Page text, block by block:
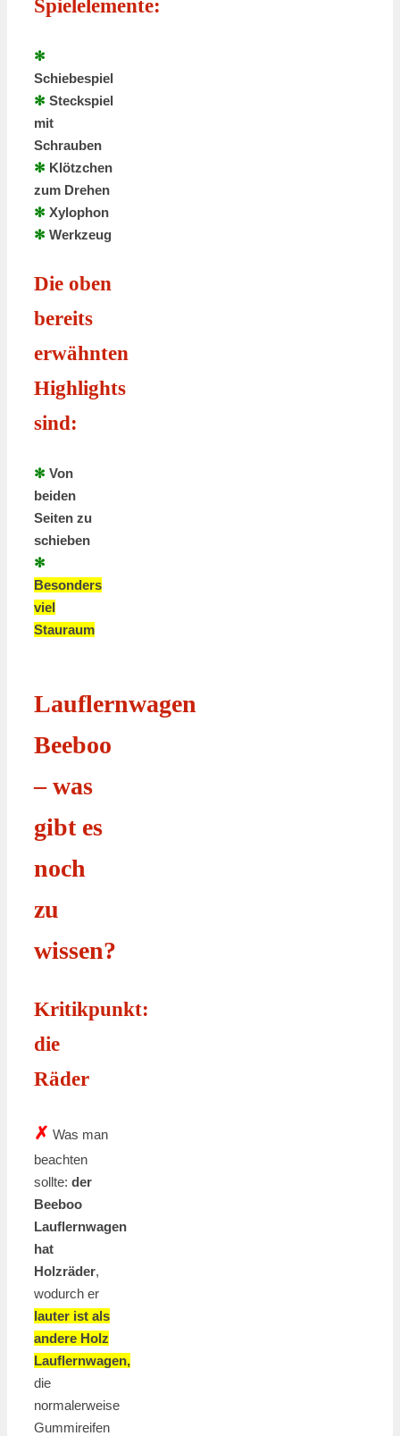
Spielelemente:
✻
Schiebespiel
✻ Steckspiel
mit
Schrauben
✻ Klötzchen
zum Drehen
✻ Xylophon
✻ Werkzeug
Die oben
bereits
erwähnten
Highlights
sind:
✻ Von
beiden
Seiten zu
schieben
✻
Besonders
viel
Stauraum
Lauflernwagen
Beeboo
– was
gibt es
noch
zu
wissen?
Kritikpunkt:
die
Räder
✗ Was man
beachten
sollte: der
Beeboo
Lauflernwagen
hat
Holzräder,
wodurch er
lauter ist als
andere Holz
Lauflernwagen,
die
normalerweise
Gummireifen